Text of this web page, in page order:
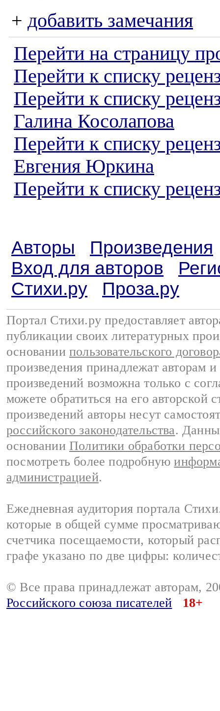
+ добавить замечания
Перейти на страницу
Перейти к списку
Перейти к списку
Галина Косолапова
Перейти к списку
Евгения Юркина
Перейти к списку
Авторы
Произведения
Вход для авторов
Стихи.ру
Проза.ру
Портал Стихи.ру предоставляет
публикации своих литературных
основании пользовательского
произведения принадлежат авторам
произведений возможна только с
можете обратиться на его авторской
произведений авторы несут
российского законодательства.
основании Политики обработки
посмотреть более подробную
администрацией.
Ежедневная аудитория портала
которые в общей сумме
счетчика посещаемости, который
графе указано по две цифры:
© Все права принадлежат авторам,
Российского союза писателей
18+